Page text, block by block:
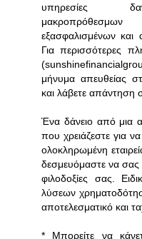
υπηρεσίες
μακροπρόθεσμων
εξασφαλισμένων
Για περισσότερες
μήνυμα απευθείας
και λάβετε απάντηση
Ένα δάνειο από μια
που χρειάζεστε για
ολοκληρωμένη
δεσμευόμαστε να σας
φιλοδοξίες σας.
λύσεων
αποτελεσματικό και
* Μπορείτε να